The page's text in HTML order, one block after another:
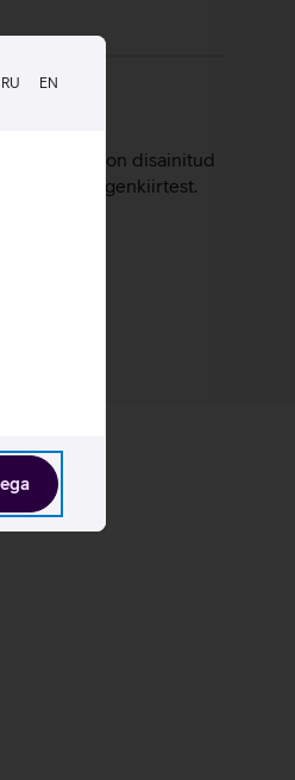
RU EN
on disainitud
isegi röntgenkiirtest.